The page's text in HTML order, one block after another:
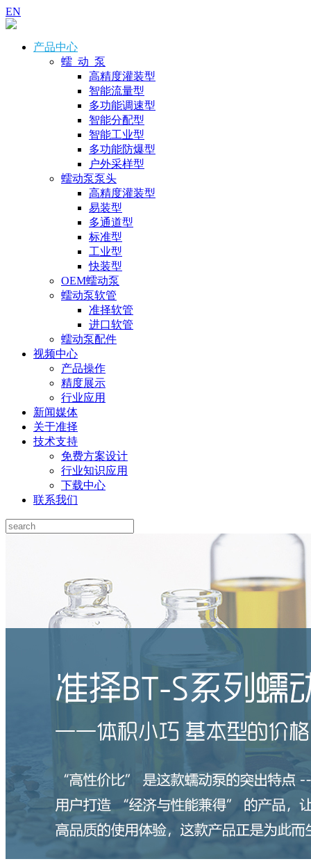
EN
产品中心
蠕 动 泵
高精度灌装型
智能流量型
多功能调速型
智能分配型
智能工业型
多功能防爆型
户外采样型
蠕动泵泵头
高精度灌装型
易装型
多通道型
标准型
工业型
快装型
OEM蠕动泵
蠕动泵软管
准择软管
进口软管
蠕动泵配件
视频中心
产品操作
精度展示
行业应用
新闻媒体
关于准择
技术支持
免费方案设计
行业知识应用
下载中心
联系我们